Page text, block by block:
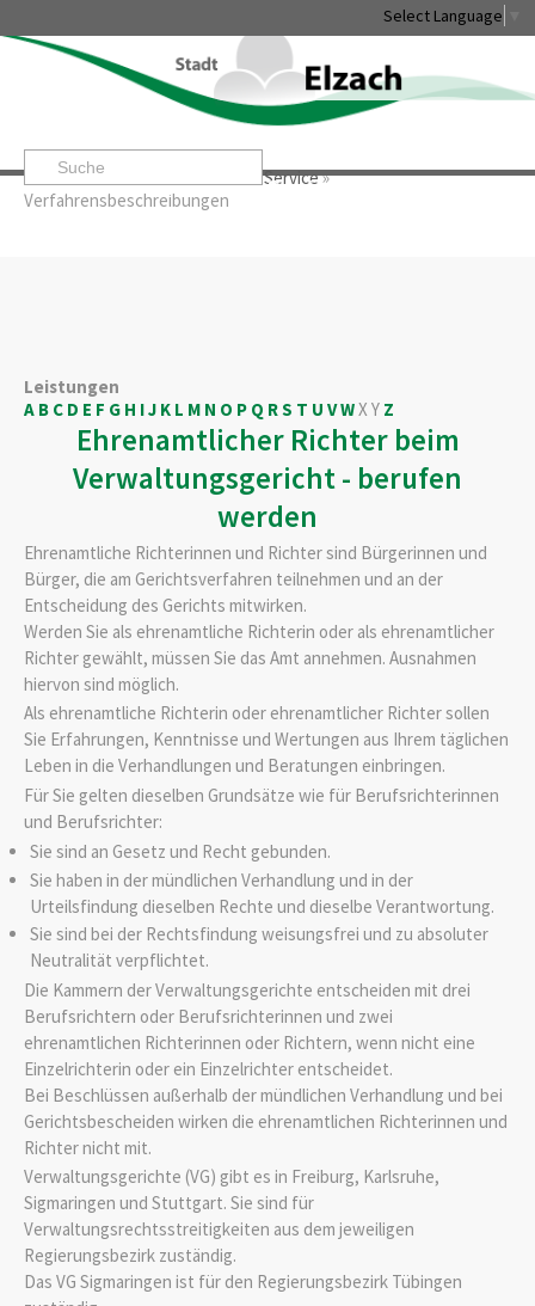
Select Language
Startseite» »Service»
Verfahrensbeschreibungen
Leben & Erleben Rathaus & Service
Leistungen
A B C D E F G H IJ K L M N O P Q RS T U VWXY Z
Ehrenamtlicher Richter beim
Verwaltungsgericht - berufen
werden
Ehrenamtliche Richterinnen und Richter sind Bürgerinnen und
Bürger, die am Gerichtsverfahren teilnehmen und an der
Entscheidung des Gerichts mitwirken.
Werden Sie als ehrenamtliche Richterin oder als ehrenamtlicher
Richter gewählt, müssen Sie das Amt annehmen. Ausnahmen
hiervon sind möglich.
Als ehrenamtliche Richterin oder ehrenamtlicher Richter sollen
Sie Erfahrungen, Kenntnisse und Wertungen aus Ihrem täglichen
Leben in die Verhandlungen und Beratungen einbringen.
Für Sie gelten dieselben Grundsätze wie für Berufsrichterinnen
und Berufsrichter:
Sie sind an Gesetz und Recht gebunden.
Sie haben in der mündlichen Verhandlung und in der
Urteilsfindung dieselben Rechte und dieselbe Verantwortung.
Sie sind bei der Rechtsfindung weisungsfrei und zu absoluter
Neutralität verpflichtet.
Die Kammern der Verwaltungsgerichte entscheiden mit drei
Berufsrichtern oder Berufsrichterinnen und zwei
ehrenamtlichen Richterinnen oder Richtern, wenn nicht eine
Einzelrichterin oder ein Einzelrichter entscheidet.
Bei Beschlüssen außerhalb der mündlichen Verhandlung und bei
Gerichtsbescheiden wirken die ehrenamtlichen Richterinnen und
Richter nicht mit.
Verwaltungsgerichte (VG) gibt es in Freiburg, Karlsruhe,
Sigmaringen und Stuttgart. Sie sind für
Verwaltungsrechtsstreitigkeiten aus dem jeweiligen
Regierungsbezirk zuständig.
Das VG Sigmaringen ist für den Regierungsbezirk Tübingen